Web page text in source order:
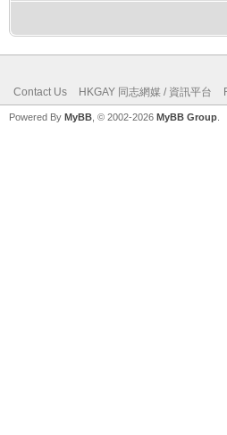
Contact Us HKGAY 同志網媒 / 資訊平台
Powered By MyBB , © 2002-2026 MyBB Group